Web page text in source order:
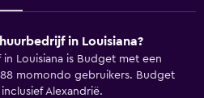
in Louisiana?
Louisiana is Budget met een
momondo gebruikers. Budget
Alexandrië.